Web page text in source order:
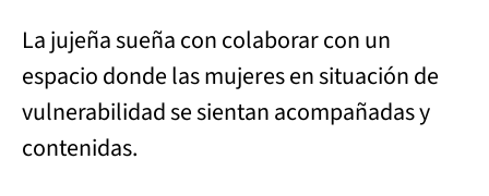
La jujeña sueña con colaborar con un
espacio donde las mujeres en situación de
vulnerabilidad se sientan acompañadas y
contenidas.